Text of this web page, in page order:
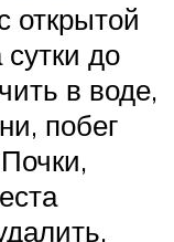
открытой
до
в воде,
побег